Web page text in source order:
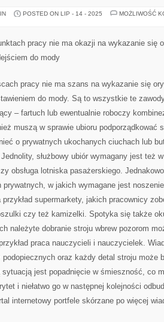
POSTED ON LIP - 14 - 2025
MOŻLIWOŚĆ
pracy nie ma okazji na wykazanie się
do mody
pracy nie ma szans na wykazanie się
do mody. Są to wszystkie te
– fartuch lub ewentualnie roboczy
muszą w sprawie ubioru podporządkować
o prywatnych ukochanych ciuchach lub
służbowy ubiór wymagany jest też
obsługa lotniska pasażerskiego.
prywatnych, w jakich wymagane jest
supermarkety, jakich pracownicy
czy też kamizelki. Spotyka się także
należyte dobranie stroju wbrew pozorom
praca nauczycieli i nauczycielek.
podopiecznych oraz każdy detal stroju może
jest popadnięcie w śmieszność, co
i niełatwo go w następnej kolejności
internetowy portfele skórzane po więcej